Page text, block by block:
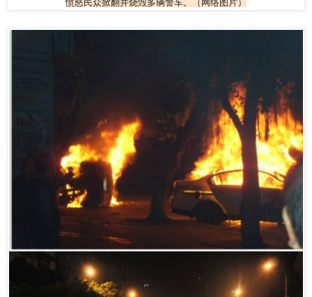
愤怒民众掀翻并烧毁多辆警车。（网络图片）